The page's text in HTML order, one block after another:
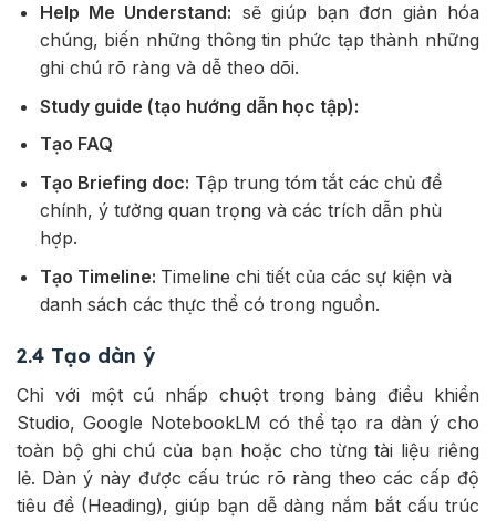
Help Me Understand: sẽ giúp bạn đơn giản hóa
chúng, biến những thông tin phức tạp thành những
ghi chú rõ ràng và dễ theo dõi.
Study guide (tạo hướng dẫn học tập):
Tạo FAQ
Tạo Briefing doc: Tập trung tóm tắt các chủ đề
chính, ý tưởng quan trọng và các trích dẫn phù
hợp.
Tạo Timeline: Timeline chi tiết của các sự kiện và
danh sách các thực thể có trong nguồn.
2.4 Tạo dàn ý
Chỉ với một cú nhấp chuột trong bảng điều khiển
Studio, Google NotebookLM có thể tạo ra dàn ý cho
toàn bộ ghi chú của bạn hoặc cho từng tài liệu riêng
lẻ. Dàn ý này được cấu trúc rõ ràng theo các cấp độ
tiêu đề (Heading), giúp bạn dễ dàng nắm bắt cấu trúc